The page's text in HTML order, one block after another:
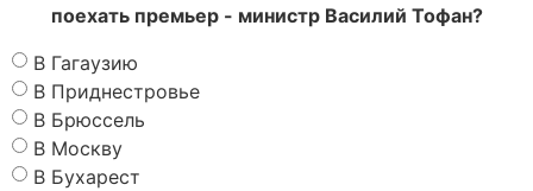
поехать премьер - министр Василий Тофан?
В Гагаузию
В Приднестровье
В Брюссель
В Москву
В Бухарест